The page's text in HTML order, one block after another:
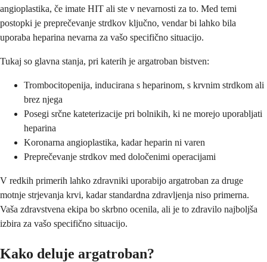
angioplastika, če imate HIT ali ste v nevarnosti za to. Med temi
postopki je preprečevanje strdkov ključno, vendar bi lahko bila
uporaba heparina nevarna za vašo specifično situacijo.
Tukaj so glavna stanja, pri katerih je argatroban bistven:
Trombocitopenija, inducirana s heparinom, s krvnim strdkom ali
brez njega
Posegi srčne kateterizacije pri bolnikih, ki ne morejo uporabljati
heparina
Koronarna angioplastika, kadar heparin ni varen
Preprečevanje strdkov med določenimi operacijami
V redkih primerih lahko zdravniki uporabijo argatroban za druge
motnje strjevanja krvi, kadar standardna zdravljenja niso primerna.
Vaša zdravstvena ekipa bo skrbno ocenila, ali je to zdravilo najboljša
izbira za vašo specifično situacijo.
Kako deluje argatroban?